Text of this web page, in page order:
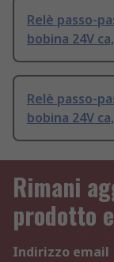
Relè passo-
bobina 24V
Relè passo-
bobina 24V
Rimani
prodotto
Indirizzo email